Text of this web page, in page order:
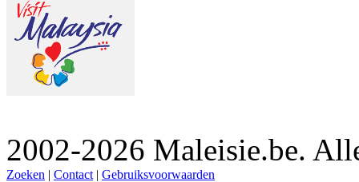
2002-2026 Maleisie.be.
Zoeken | Contact | Gebruiksvoorwaarden